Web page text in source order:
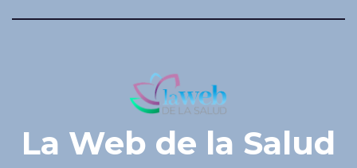
La Web de la Salud